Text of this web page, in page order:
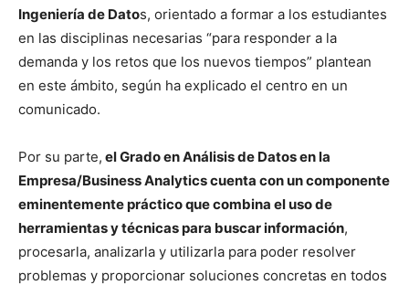
Ingeniería de Datos, orientado a formar a los estudiantes
en las disciplinas necesarias “para responder a la
demanda y los retos que los nuevos tiempos” plantean
en este ámbito, según ha explicado el centro en un
comunicado.
Por su parte, el Grado en Análisis de Datos en la
Empresa/Business Analytics cuenta con un componente
eminentemente práctico que combina el uso de
herramientas y técnicas para buscar información,
procesarla, analizarla y utilizarla para poder resolver
problemas y proporcionar soluciones concretas en todos